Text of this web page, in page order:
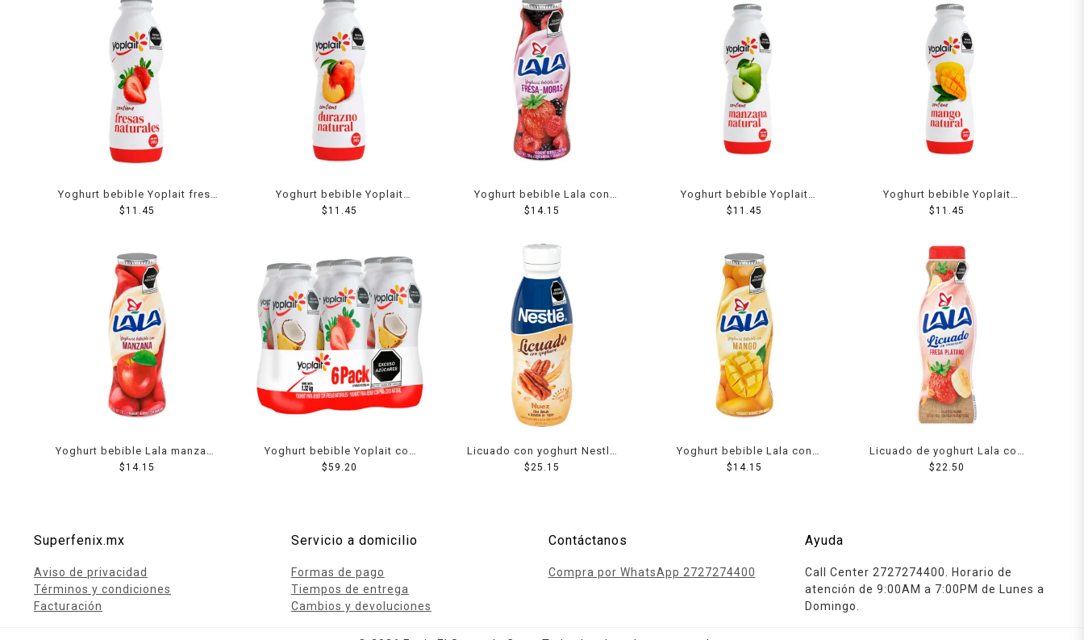
Yoghurt bebible Yoplait fresa
242 g
$11.45
Yoghurt bebible Yoplait
durazno 242 g
$11.45
Yoghurt bebible Lala con
fresa moras 220 g
$14.15
Yoghurt bebible Yoplait
manzana 242 g
$11.45
Yoghurt bebible Yoplait
mango 242 g
$11.45
Yoghurt bebible Lala manzana
220 g
$14.15
Yoghurt bebible Yoplait con
fresas 6 pzas de 220 g c/u
$59.20
Licuado con yoghurt Nestlé
nuez con avena salvado de
$ 25.15
Yoghurt bebible Lala con
mango 220 g
$14.15
Licuado de yoghurt Lala con
fresa plátano y cereal 440 g
$ 22.50
Superfenix.mx
Aviso de privacidad
Términos y condiciones
Facturación
Servicio a domicilio
Formas de pago
Tiempos de entrega
Cambios y devoluciones
Contáctanos
Compra por WhatsApp 2727274400
Ayuda
Call Center 2727274400. Horario de
atención de 9:00AM a 7:00PM de Lunes a
Domingo.